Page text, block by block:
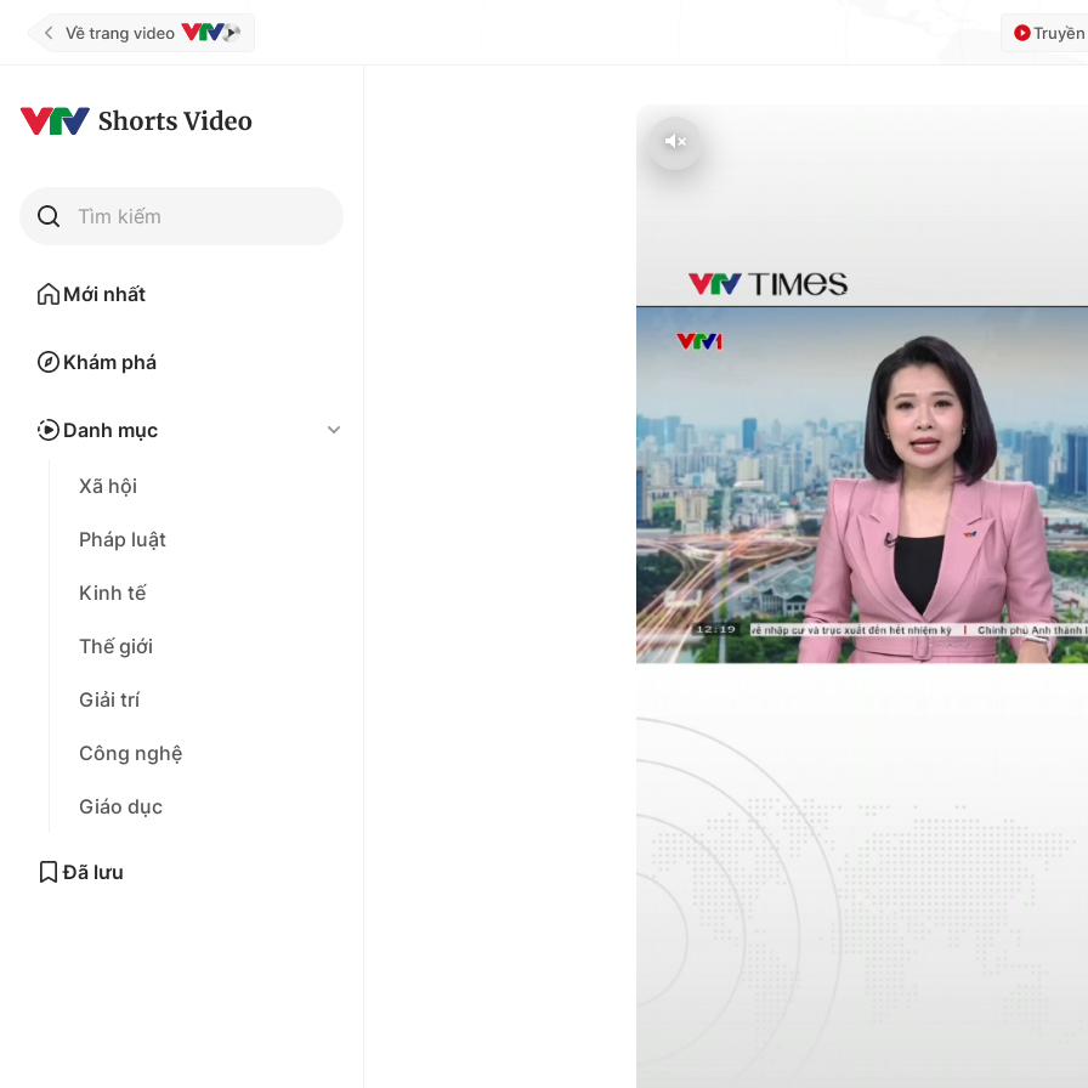
Tìm kiếm
Mới nhất
Khám phá
Danh mục
Xã hội
Pháp luật
Kinh tế
Thế giới
Giải trí
Công nghệ
Giáo dục
Đã lưu